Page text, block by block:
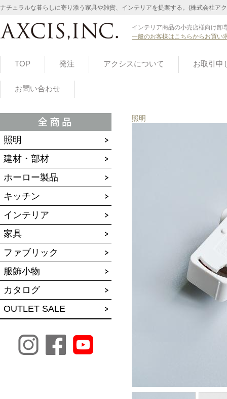
ナチュラルな暮らしに寄り添う家具や雑貨、インテリアを提案する。(株式会社ア
インテリア商品の小売店様向け卸
一般のお客様はこちらからお買い
TOP 発注 アクシスについて お取引申
お問い合わせ
照明
建材・部材
ホーロー製品
キッチン
インテリア
家具
ファブリック
服飾小物
カタログ
OUTLET SALE
照明